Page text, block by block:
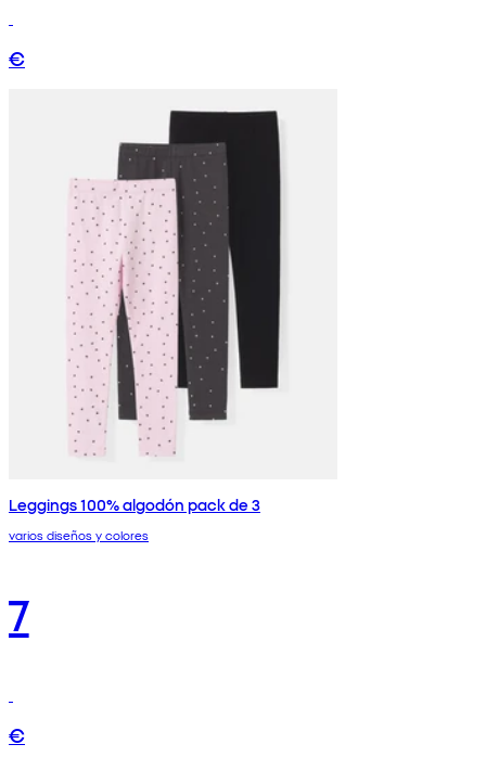
€
Leggings 100% algodón pack de 3
varios diseños y colores
7
€